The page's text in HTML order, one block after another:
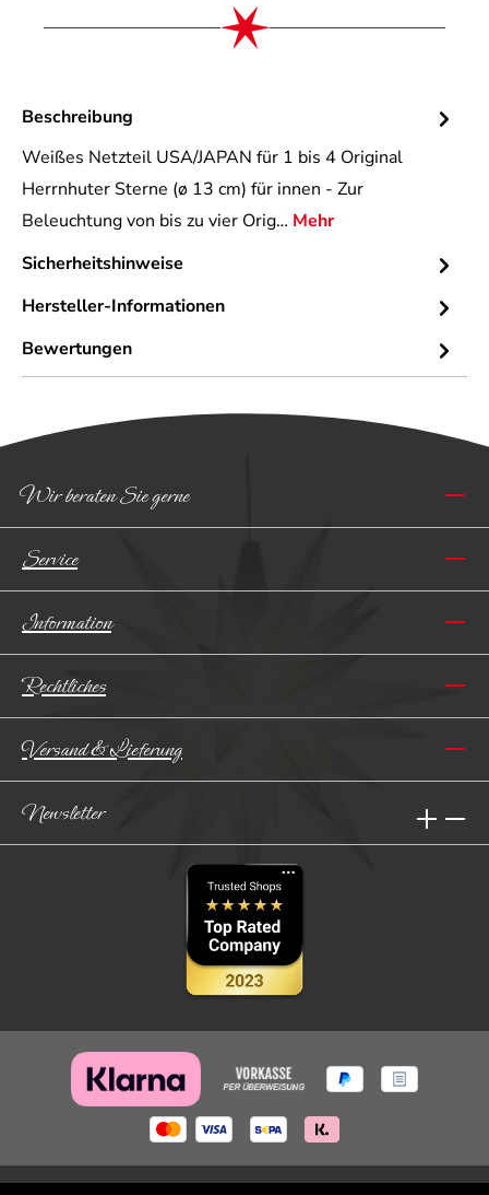
Beschreibung
Weißes Netzteil USA/JAPAN für 1 bis 4 Original
Herrnhuter Sterne (ø 13 cm) für innen - Zur
Beleuchtung von bis zu vier Orig… Mehr
Sicherheitshinweise
Hersteller-Informationen
Bewertungen
Wir beraten Sie gerne
Service
Information
Rechtliches
Versand & Lieferung
Newsletter